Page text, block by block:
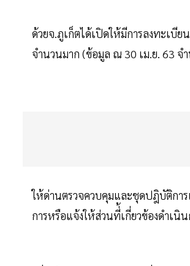
ด้วยจ.ภูเก็ตได้เปิดให้มีการลงทะเบี
จำนวนมาก (ข้อมูล ณ 30 เม.ย. 63
ให้ด่านตรวจควบคุมและชุดปฎิบัติกา
การหรือแจ้งให้ส่วนที่้เกี่ยวข้องดำเนิน